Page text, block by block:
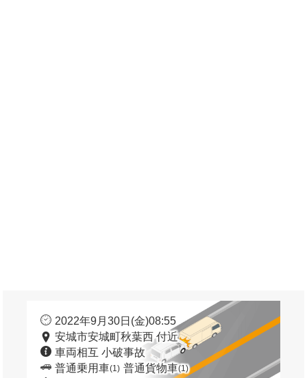
2022年9月30日(金)08:55
安城市安城町秋葉西 付近
車両相互 小破事故
普通乗用車(1) 普通貨物車(1)